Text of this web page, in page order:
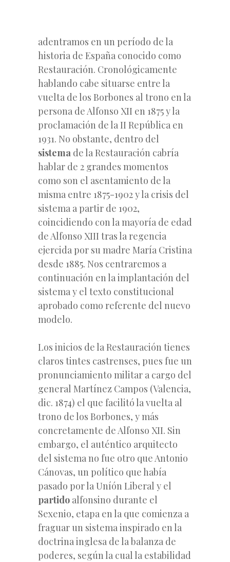
adentramos en un período de la
historia de España conocido como
Restauración. Cronológicamente
hablando cabe situarse entre la
vuelta de los Borbones al trono en la
persona de Alfonso XII en 1875 y la
proclamación de la II República en
1931. No obstante, dentro del
sistema de la Restauración cabría
hablar de 2 grandes momentos
como son el asentamiento de la
misma entre 1875-1902 y la crisis del
sistema a partir de 1902,
coincidiendo con la mayoría de edad
de Alfonso XIII tras la regencia
ejercida por su madre María Cristina
desde 1885. Nos centraremos a
continuación en la implantación del
sistema y el texto constitucional
aprobado como referente del nuevo
modelo.
Los inicios de la Restauración tienes
claros tintes castrenses, pues fue un
pronunciamiento militar a cargo del
general Martínez Campos (Valencia,
dic. 1874) el que facilitó la vuelta al
trono de los Borbones, y más
concretamente de Alfonso XII. Sin
embargo, el auténtico arquitecto
del sistema no fue otro que Antonio
Cánovas, un político que había
pasado por la Uníón Liberal y el
partido alfonsino durante el
Sexenio, etapa en la que comienza a
fraguar un sistema inspirado en la
doctrina inglesa de la balanza de
poderes, según la cual la estabilidad